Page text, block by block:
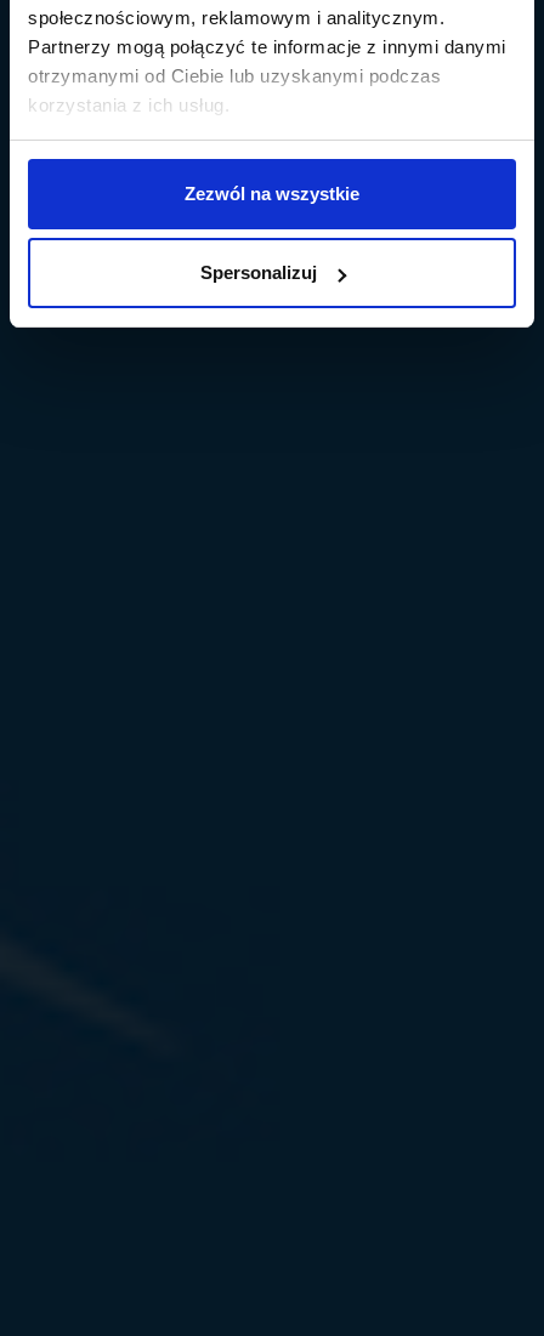
społecznościowym, reklamowym i analitycznym.
Partnerzy mogą połączyć te informacje z innymi danymi
otrzymanymi od Ciebie lub uzyskanymi podczas
korzystania z ich usług.
Zezwól na wszystkie
Spersonalizuj